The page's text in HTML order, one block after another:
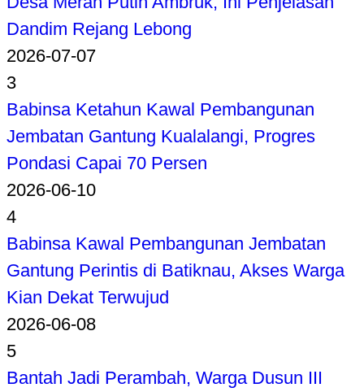
Dandim Rejang Lebong
2026-07-07
3
Babinsa Ketahun Kawal Pembangunan
Jembatan Gantung Kualalangi, Progres
Pondasi Capai 70 Persen
2026-06-10
4
Babinsa Kawal Pembangunan Jembatan
Gantung Perintis di Batiknau, Akses Warga
Kian Dekat Terwujud
2026-06-08
5
Bantah Jadi Perambah, Warga Dusun III